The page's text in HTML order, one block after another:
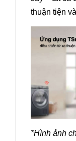
thuận tiện
*Hình ảnh